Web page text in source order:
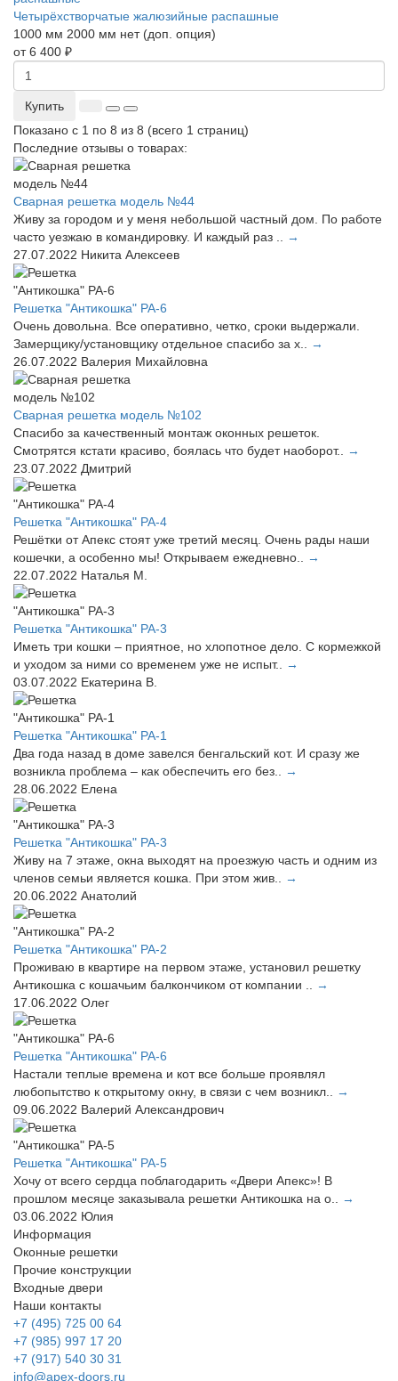
Четырёхстворчатые жалюзийные распашные
1000 мм 2000 мм нет (доп. опция)
от 6 400 ₽
Купить
Показано с 1 по 8 из 8 (всего 1 страниц)
Последние отзывы о товарах:
Сварная решетка модель №44
Живу за городом и у меня небольшой частный дом. По работе
часто уезжаю в командировку. И каждый раз ..
→
27.07.2022 Никита Алексеев
Решетка "Антикошка" РА-6
Очень довольна. Все оперативно, четко, сроки выдержали.
Замерщику/установщику отдельное спасибо за х..
→
26.07.2022 Валерия Михайловна
Сварная решетка модель №102
Спасибо за качественный монтаж оконных решеток.
Смотрятся кстати красиво, боялась что будет наоборот..
→
23.07.2022 Дмитрий
Решетка "Антикошка" РА-4
Решётки от Апекс стоят уже третий месяц. Очень рады наши
кошечки, а особенно мы! Открываем ежедневно..
→
22.07.2022 Наталья М.
Решетка "Антикошка" РА-3
Иметь три кошки – приятное, но хлопотное дело. С кормежкой
и уходом за ними со временем уже не испыт..
→
03.07.2022 Екатерина В.
Решетка "Антикошка" РА-1
Два года назад в доме завелся бенгальский кот. И сразу же
возникла проблема – как обеспечить его без..
→
28.06.2022 Елена
Решетка "Антикошка" РА-3
Живу на 7 этаже, окна выходят на проезжую часть и одним из
членов семьи является кошка. При этом жив..
→
20.06.2022 Анатолий
Решетка "Антикошка" РА-2
Проживаю в квартире на первом этаже, установил решетку
Антикошка с кошачьим балкончиком от компании ..
→
17.06.2022 Олег
Решетка "Антикошка" РА-6
Настали теплые времена и кот все больше проявлял
любопытство к открытому окну, в связи с чем возникл..
→
09.06.2022 Валерий Александрович
Решетка "Антикошка" РА-5
Хочу от всего сердца поблагодарить «Двери Апекс»! В
прошлом месяце заказывала решетки Антикошка на о..
→
03.06.2022 Юлия
Информация
Оконные решетки
Прочие конструкции
Входные двери
Наши контакты
+7 (495) 725 00 64
+7 (985) 997 17 20
+7 (917) 540 30 31
info@apex-doors.ru